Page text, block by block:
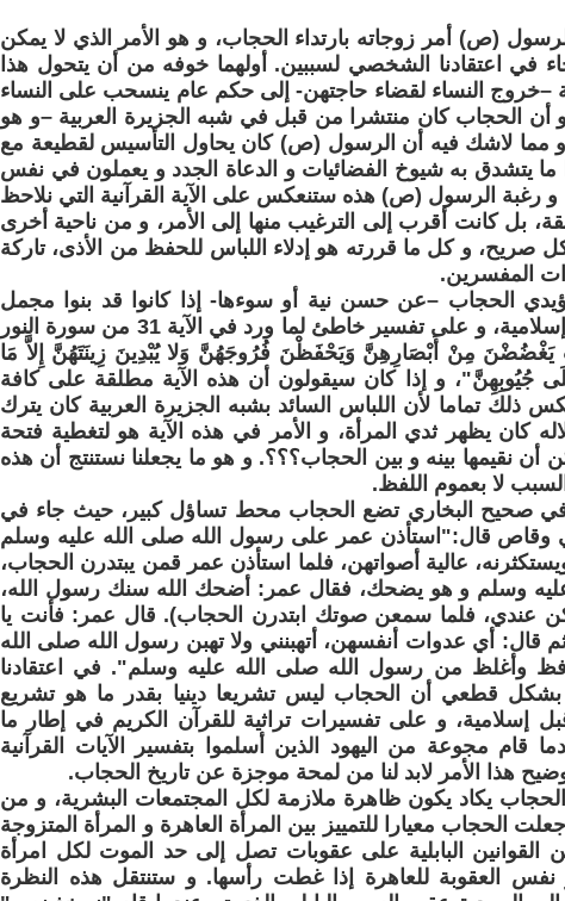
(ص) أمر زوجاته بارتداء الحجاب، و هو الأمر الذي لا يمكن
جاء في اعتقادنا الشخصي لسببين. أولهما خوفه من أن يتحول هذا
–خروج النساء لقضاء حاجتهن- إلى حكم عام ينسحب على النساء
أن الحجاب كان منتشرا من قبل في شبه الجزيرة العربية –و هو
و مما لاشك فيه أن الرسول (ص) كان يحاول التأسيس لقطيعة مع
ما يتشدق به شيوخ الفضائيات و الدعاة الجدد و يعملون في نفس
رغبة الرسول (ص) هذه ستنعكس على الآية القرآنية التي نلاحظ
بل كانت أقرب إلى الترغيب منها إلى الأمر، و من ناحية أخرى
صريح، و كل ما قررته هو إدلاء اللباس للحفظ من الأذى، تاركة
المفسرين.
الحجاب –عن حسن نية أو سوءها- إذا كانوا قد بنوا مجمل
تأويلاتهم على موروثات ما قبل إسلامية، و على تفسير خاطئ لما ورد في الآية 31 من سورة النور
يَغْضُضْنَ مِنْ أَبْصَارِهِنَّ وَيَحْفَظْنَ فُرُوجَهُنَّ وَلا يُبْدِينَ زِينَتَهُنَّ إِلاَّ مَا
جُيُوبِهِنَّ"، و إذا كان سيقولون أن هذه الآية مطلقة على كافة
ذلك تماما لأن اللباس السائد بشبه الجزيرة العربية كان يترك
كان يظهر ثدي المرأة، و الأمر في هذه الآية هو لتغطية فتحة
أن نقيمها بينه و بين الحجاب؟؟؟. و هو ما يجعلنا نستنتج أن هذه
لا بعموم اللفظ.
في صحيح البخاري تضع الحجاب محط تساؤل كبير، حيث جاء في
وقاص قال:"استأذن عمر على رسول الله صلى الله عليه وسلم
عالية أصواتهن، فلما استأذن عمر قمن يبتدرن الحجاب،
وسلم و هو يضحك، فقال عمر: أضحك الله سنك رسول الله،
عندي، فلما سمعن صوتك ابتدرن الحجاب). قال عمر: فأنت يا
قال: أي عدوات أنفسهن، أتهبنني ولا تهبن رسول الله صلى الله
وأغلظ من رسول الله صلى الله عليه وسلم". في اعتقادنا
قطعي أن الحجاب ليس تشريعا دينيا بقدر ما هو تشريع
إسلامية، و على تفسيرات تراثية للقرآن الكريم في إطار ما
قام مجوعة من اليهود الذين أسلموا بتفسير الآيات القرآنية
هذا الأمر لابد لنا من لمحة موجزة عن تاريخ الحجاب.
يكاد يكون ظاهرة ملازمة لكل المجتمعات البشرية، و من
جعلت الحجاب معيارا للتمييز بين المرأة العاهرة و المرأة المتزوجة
القوانين البابلية على عقوبات تصل إلى حد الموت لكل امرأة
نفس العقوبة للعاهرة إذا غطت رأسها. و ستنتقل هذه النظرة